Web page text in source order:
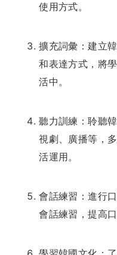
使用方式。
擴充詞彙：建立
和表達方式，將
活中。
聽力訓練：聆聽
視劇、廣播等，
活運用。
會話練習：進行
會話練習，提高口